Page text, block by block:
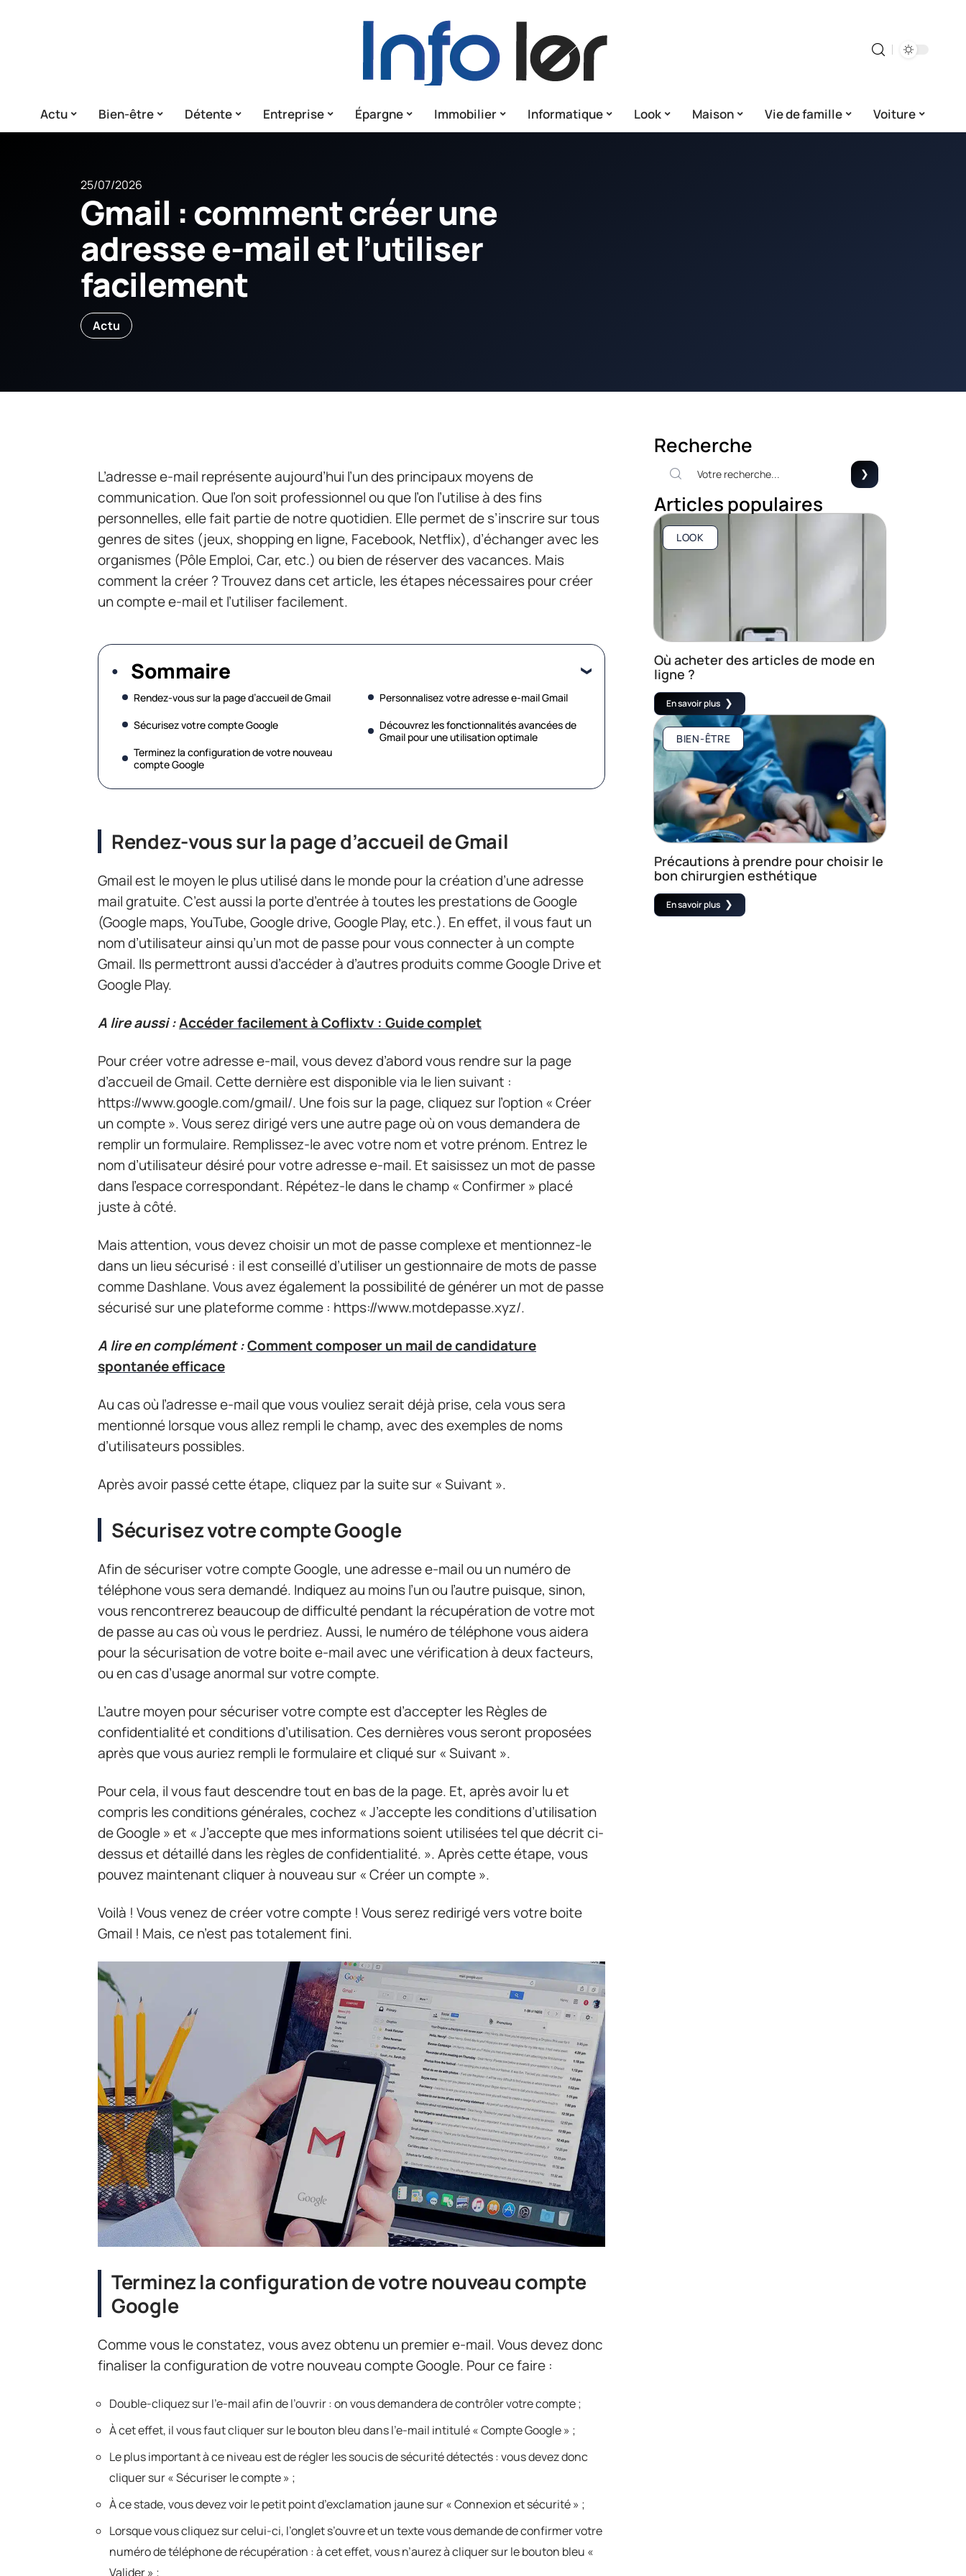
Actu Bien-être Détente Entreprise Épargne Immobilier Informatique Look Maison Vie de famille Voiture
25/07/2026
Gmail : comment créer une
adresse e-mail et l’utiliser
facilement
Actu
L’adresse e-mail représente aujourd’hui l’un des principaux moyens de
communication. Que l’on soit professionnel ou que l’on l’utilise à des fins
personnelles, elle fait partie de notre quotidien. Elle permet de s’inscrire sur tous
genres de sites (jeux, shopping en ligne, Facebook, Netflix), d’échanger avec les
organismes (Pôle Emploi, Car, etc.) ou bien de réserver des vacances. Mais
comment la créer ? Trouvez dans cet article, les étapes nécessaires pour créer
un compte e-mail et l’utiliser facilement.
Sommaire
Rendez-vous sur la page d’accueil de Gmail
Sécurisez votre compte Google
Terminez la configuration de votre nouveau
compte Google
Personnalisez votre adresse e-mail Gmail
Découvrez les fonctionnalités avancées de
Gmail pour une utilisation optimale
Rendez-vous sur la page d’accueil de Gmail
Gmail est le moyen le plus utilisé dans le monde pour la création d’une adresse
mail gratuite. C’est aussi la porte d’entrée à toutes les prestations de Google
(Google maps, YouTube, Google drive, Google Play, etc.). En effet, il vous faut un
nom d’utilisateur ainsi qu’un mot de passe pour vous connecter à un compte
Gmail. Ils permettront aussi d’accéder à d’autres produits comme Google Drive et
Google Play.
A lire aussi :Accéder facilement à Coflixtv : Guide complet
Pour créer votre adresse e-mail, vous devez d’abord vous rendre sur la page
d’accueil de Gmail. Cette dernière est disponible via le lien suivant :
https://www.google.com/gmail/. Une fois sur la page, cliquez sur l’option « Créer
un compte ». Vous serez dirigé vers une autre page où on vous demandera de
remplir un formulaire. Remplissez-le avec votre nom et votre prénom. Entrez le
nom d’utilisateur désiré pour votre adresse e-mail. Et saisissez un mot de passe
dans l’espace correspondant. Répétez-le dans le champ « Confirmer » placé
juste à côté.
Mais attention, vous devez choisir un mot de passe complexe et mentionnez-le
dans un lieu sécurisé : il est conseillé d’utiliser un gestionnaire de mots de passe
comme Dashlane. Vous avez également la possibilité de générer un mot de passe
sécurisé sur une plateforme comme : https://www.motdepasse.xyz/.
A lire en complément :Comment composer un mail de candidature
spontanée efficace
Au cas où l’adresse e-mail que vous vouliez serait déjà prise, cela vous sera
mentionné lorsque vous allez rempli le champ, avec des exemples de noms
d’utilisateurs possibles.
Après avoir passé cette étape, cliquez par la suite sur « Suivant ».
Sécurisez votre compte Google
Afin de sécuriser votre compte Google, une adresse e-mail ou un numéro de
téléphone vous sera demandé. Indiquez au moins l’un ou l’autre puisque, sinon,
vous rencontrerez beaucoup de difficulté pendant la récupération de votre mot
de passe au cas où vous le perdriez. Aussi, le numéro de téléphone vous aidera
pour la sécurisation de votre boite e-mail avec une vérification à deux facteurs,
ou en cas d’usage anormal sur votre compte.
L’autre moyen pour sécuriser votre compte est d’accepter les Règles de
confidentialité et conditions d’utilisation. Ces dernières vous seront proposées
après que vous auriez rempli le formulaire et cliqué sur « Suivant ».
Pour cela, il vous faut descendre tout en bas de la page. Et, après avoir lu et
compris les conditions générales, cochez « J’accepte les conditions d’utilisation
de Google » et « J’accepte que mes informations soient utilisées tel que décrit ci-
dessus et détaillé dans les règles de confidentialité. ». Après cette étape, vous
pouvez maintenant cliquer à nouveau sur « Créer un compte ».
Voilà ! Vous venez de créer votre compte ! Vous serez redirigé vers votre boite
Gmail ! Mais, ce n’est pas totalement fini.
Terminez la configuration de votre nouveau compte
Google
Comme vous le constatez, vous avez obtenu un premier e-mail. Vous devez donc
finaliser la configuration de votre nouveau compte Google. Pour ce faire :
Double-cliquez sur l’e-mail afin de l’ouvrir : on vous demandera de contrôler votre compte ;
À cet effet, il vous faut cliquer sur le bouton bleu dans l’e-mail intitulé « Compte Google » ;
Le plus important à ce niveau est de régler les soucis de sécurité détectés : vous devez donc
cliquer sur « Sécuriser le compte » ;
À ce stade, vous devez voir le petit point d’exclamation jaune sur « Connexion et sécurité » ;
Lorsque vous cliquez sur celui-ci, l’onglet s’ouvre et un texte vous demande de confirmer votre
numéro de téléphone de récupération : à cet effet, vous n’aurez à cliquer sur le bouton bleu «
Valider » ;
Recherche
Articles populaires
LOOK
Où acheter des articles de mode en
ligne ?
En savoir plus
BIEN-ÊTRE
Précautions à prendre pour choisir le
bon chirurgien esthétique
En savoir plus